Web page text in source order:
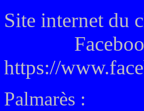
Site internet du
https://
Palmarès :